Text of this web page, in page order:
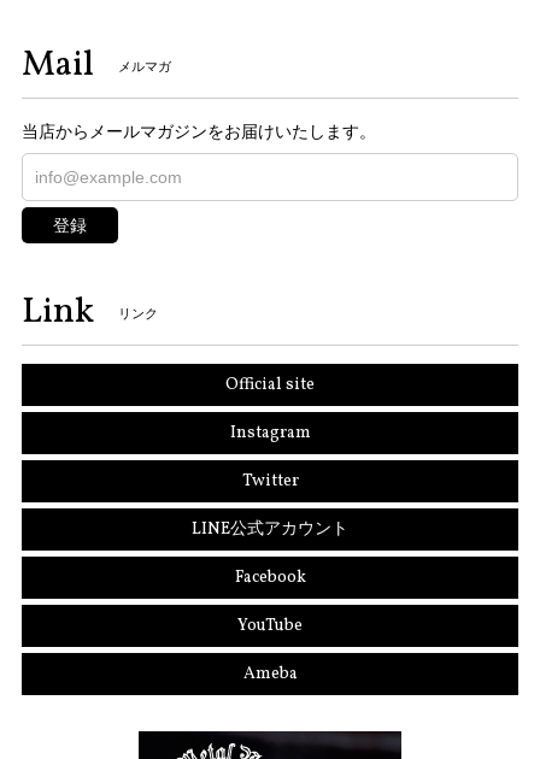
Mail メルマガ
当店からメールマガジンをお届けいたします。
登録
Link リンク
Official site
Instagram
Twitter
LINE公式アカウント
Facebook
YouTube
Ameba